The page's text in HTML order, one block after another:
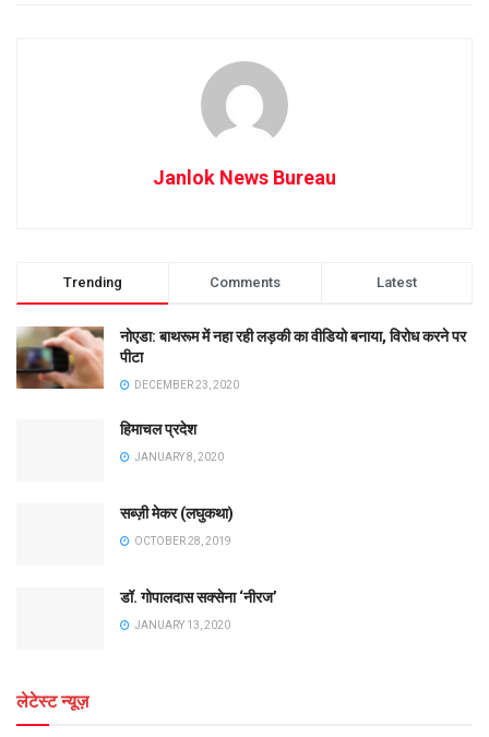
Janlok News Bureau
Trending Comments Latest
नोएडा: बाथरूम में नहा रही लड़की का वीडियो बनाया, विरोध करने पर
पीटा
DECEMBER 23, 2020
हिमाचल प्रदेश
JANUARY 8, 2020
सब्ज़ी मेकर (लघुकथा)
OCTOBER 28, 2019
डॉ. गोपालदास सक्सेना ‘नीरज’
JANUARY 13, 2020
लेटेस्ट न्यूज़